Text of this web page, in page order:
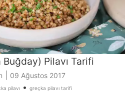
Pilavı Tarifi
09 Ağustos 2017
pilavı • greçka pilavı tarifi